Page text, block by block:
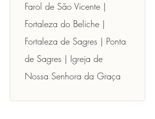
Farol de São Vicente |
Fortaleza do Beliche |
Fortaleza de Sagres | Ponta
de Sagres | Igreja de
Nossa Senhora da Graça